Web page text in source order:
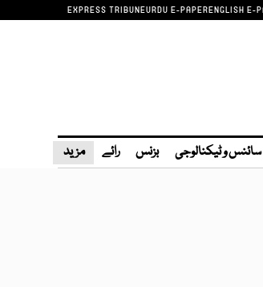
EXPRESS TRIBUNEURDU E-PAPERENGLISH E-
سائنس و ٹیکنالوجی بزنس رائے مزید